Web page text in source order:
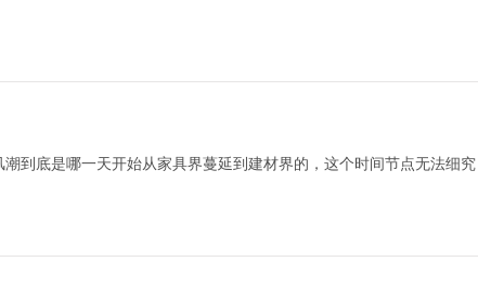
到底是哪一天开始从家具界蔓延到建材界的，这个时间节点无法细